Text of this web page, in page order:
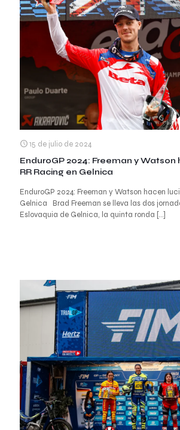
15 de julio de 2024
EnduroGP 2024: Freeman y Watson
RR Racing en Gelnica
EnduroGP 2024: Freeman y Watson hacen
Gelnica Brad Freeman se lleva las dos
Eslovaquia de Gelnica, la quinta ronda […]